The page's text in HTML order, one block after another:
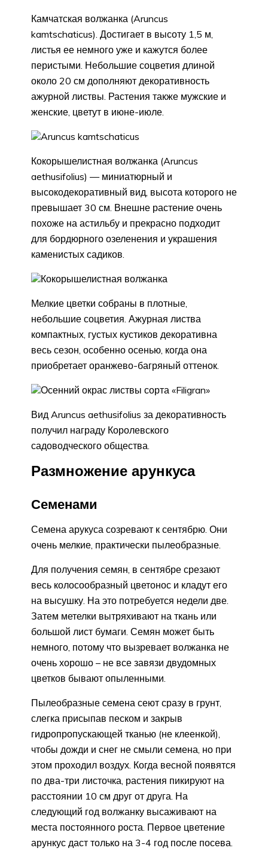
Камчатская волжанка (Aruncus
kamtschaticus). Достигает в высоту 1,5 м,
листья ее немного уже и кажутся более
перистыми. Небольшие соцветия длиной
около 20 см дополняют декоративность
ажурной листвы. Растения также мужские и
женские, цветут в июне-июле.
Aruncus kamtschaticus
Кокорышелистная волжанка (Aruncus
aethusifolius) — миниатюрный и
высокодекоративный вид, высота которого не
превышает 30 см. Внешне растение очень
похоже на астильбу и прекрасно подходит
для бордюрного озеленения и украшения
каменистых садиков.
Кокорышелистная волжанка
Мелкие цветки собраны в плотные,
небольшие соцветия. Ажурная листва
компактных, густых кустиков декоративна
весь сезон, особенно осенью, когда она
приобретает оранжево-багряный оттенок.
Осенний окрас листвы сорта «Filigran»
Вид Aruncus aethusifolius за декоративность
получил награду Королевского
садоводческого общества.
Размножение арункуса
Семенами
Семена арукуса созревают к сентябрю. Они
очень мелкие, практически пылеобразные.
Для получения семян, в сентябре срезают
весь колосообразный цветонос и кладут его
на высушку. На это потребуется недели две.
Затем метелки вытряхивают на ткань или
большой лист бумаги. Семян может быть
немного, потому что вызревает волжанка не
очень хорошо – не все завязи двудомных
цветков бывают опыленными.
Пылеобразные семена сеют сразу в грунт,
слегка присыпав песком и закрыв
гидропропускающей тканью (не клеенкой),
чтобы дожди и снег не смыли семена, но при
этом проходил воздух. Когда весной появятся
по два-три листочка, растения пикируют на
расстоянии 10 см друг от друга. На
следующий год волжанку высаживают на
места постоянного роста. Первое цветение
арункус даст только на 3-4 год после посева.